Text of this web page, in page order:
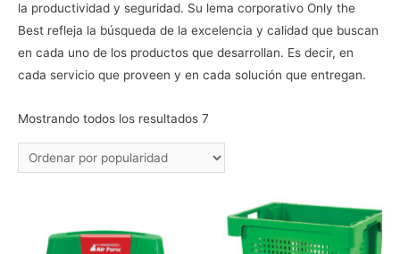
la productividad y seguridad. Su lema corporativo Only the
Best refleja la búsqueda de la excelencia y calidad que buscan
en cada uno de los productos que desarrollan. Es decir, en
cada servicio que proveen y en cada solución que entregan.
Mostrando todos los resultados 7